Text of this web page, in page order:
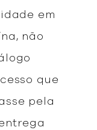
em
não
que
pela